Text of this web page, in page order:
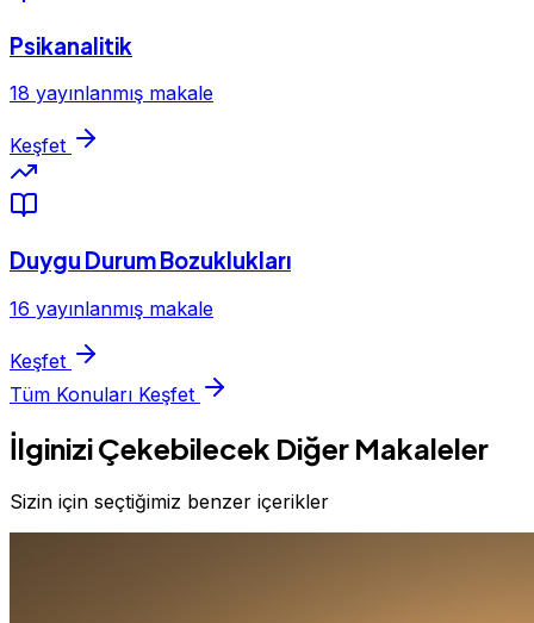
Psikanalitik
18 yayınlanmış makale
Keşfet
Duygu Durum Bozuklukları
16 yayınlanmış makale
Keşfet
Tüm Konuları Keşfet
İlginizi Çekebilecek Diğer Makaleler
Sizin için seçtiğimiz benzer içerikler